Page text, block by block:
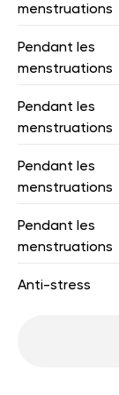
menstruations
Pendant les
menstruations
Pendant les
menstruations
Pendant les
menstruations
Pendant les
menstruations
Anti-stress